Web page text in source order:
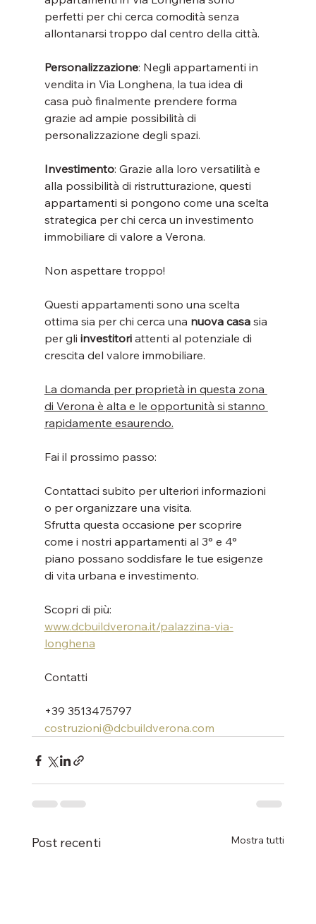
perfetti per chi cerca comodità senza
allontanarsi troppo dal centro della città.
Personalizzazione: Negli appartamenti in
vendita in Via Longhena, la tua idea di
casa può finalmente prendere forma
grazie ad ampie possibilità di
personalizzazione degli spazi.
Investimento: Grazie alla loro versatilità e
alla possibilità di ristrutturazione, questi
appartamenti si pongono come una scelta
strategica per chi cerca un investimento
immobiliare di valore a Verona.
Non aspettare troppo!
Questi appartamenti sono una scelta
ottima sia per chi cerca una nuova casa sia
per gli investitori attenti al potenziale di
crescita del valore immobiliare.
La domanda per proprietà in questa zona
di Verona è alta e le opportunità si stanno
rapidamente esaurendo.
Fai il prossimo passo:
Contattaci subito per ulteriori informazioni
o per organizzare una visita.
Sfrutta questa occasione per scoprire
come i nostri appartamenti al 3° e 4°
piano possano soddisfare le tue esigenze
di vita urbana e investimento.
Scopri di più:
www.dcbuildverona.it/palazzina-via-
longhena
Contatti
+39 3513475797
costruzioni@dcbuildverona.com
Post recenti Mostra tutti